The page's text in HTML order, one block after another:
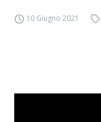
10 Giugno 2021